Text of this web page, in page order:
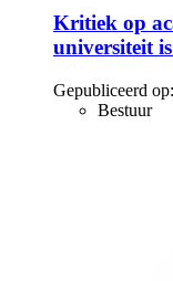
Kritiek op
universiteit is
Gepubliceerd op:
Bestuur